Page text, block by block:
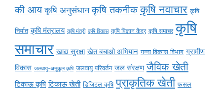
की आय कृषि अनुसंधान कृषि तकनीक कृषि नवाचार कृषि
निर्यात कृषि मंत्रालय कृषि मंत्री कृषि विकास कृषि विज्ञान केंद्र कृषि समाचर कृषि
समाचार खाद्य सुरक्षा खेत बचाओ अभियान गन्ना विकास विभाग ग्रामीण
विकास जलवायु-अनुकूल कृषि जलवायु परिवर्तन जल संरक्षण जैविक खेती
टिकाऊ कृषि टिकाऊ खेती डिजिटल कृषि प्राकृतिक खेती फसल